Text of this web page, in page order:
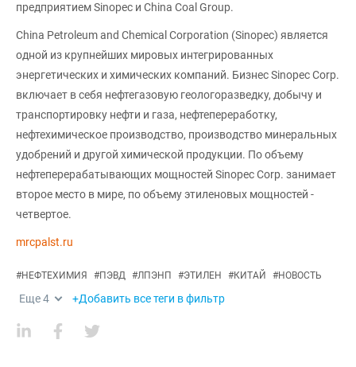
предприятием Sinopec и China Coal Group.
China Petroleum and Chemical Corporation (Sinopec) является
одной из крупнейших мировых интегрированных
энергетических и химических компаний. Бизнес Sinopec Corp.
включает в себя нефтегазовую геологоразведку, добычу и
транспортировку нефти и газа, нефтепереработку,
нефтехимическое производство, производство минеральных
удобрений и другой химической продукции. По объему
нефтеперерабатывающих мощностей Sinopec Corp. занимает
второе место в мире, по объему этиленовых мощностей -
четвертое.
mrcpalst.ru
#НЕФТЕХИМИЯ #ПЭВД #ЛПЭНП #ЭТИЛЕН #КИТАЙ #НОВОСТЬ
Еще4 +Добавить все теги в фильтр